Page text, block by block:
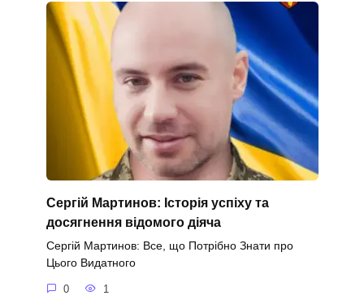
Сергій Мартинов: Історія успіху та
досягнення відомого діяча
Сергій Мартинов: Все, що Потрібно Знати про
Цього Видатного
0 1